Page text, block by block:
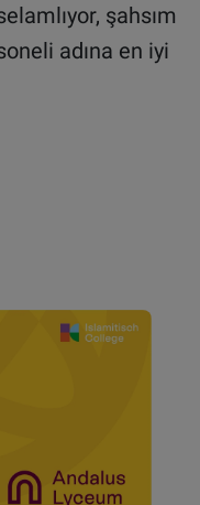
şahsım
adına en iyi